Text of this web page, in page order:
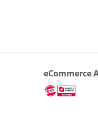
eCommerce